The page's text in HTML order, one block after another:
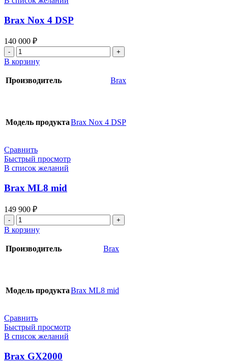
Brax Nox 4 DSP
140 000 ₽
Количество
товара
Brax
Nox
В корзину
Производитель Brax
Модель продуктаBrax Nox 4 DSP
Сравнить
Быстрый просмотр
В список желаний
Brax ML8 mid
149 900 ₽
Количество
товара
Brax
ML8
В корзину
Производитель Brax
Модель продуктаBrax ML8 mid
Сравнить
Быстрый просмотр
В список желаний
Brax GX2000